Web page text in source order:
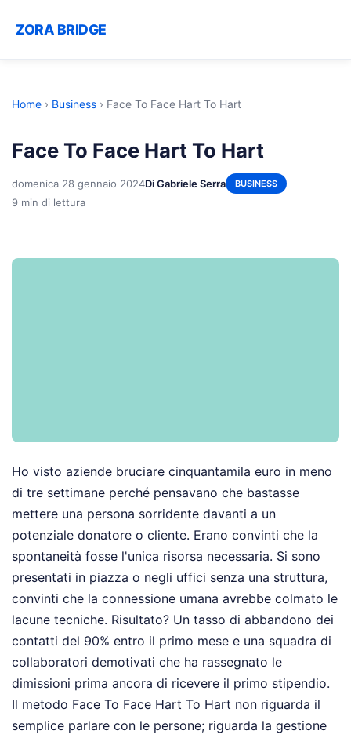
ZORA BRIDGE
Home › Business › Face To Face Hart To Hart
Face To Face Hart To Hart
domenica 28 gennaio 2024Di Gabriele Serra BUSINESS
9 min di lettura
Ho visto aziende bruciare cinquantamila euro in meno
di tre settimane perché pensavano che bastasse
mettere una persona sorridente davanti a un
potenziale donatore o cliente. Erano convinti che la
spontaneità fosse l'unica risorsa necessaria. Si sono
presentati in piazza o negli uffici senza una struttura,
convinti che la connessione umana avrebbe colmato le
lacune tecniche. Risultato? Un tasso di abbandono dei
contatti del 90% entro il primo mese e una squadra di
collaboratori demotivati che ha rassegnato le
dimissioni prima ancora di ricevere il primo stipendio.
Il metodo Face To Face Hart To Hart non riguarda il
semplice parlare con le persone; riguarda la gestione